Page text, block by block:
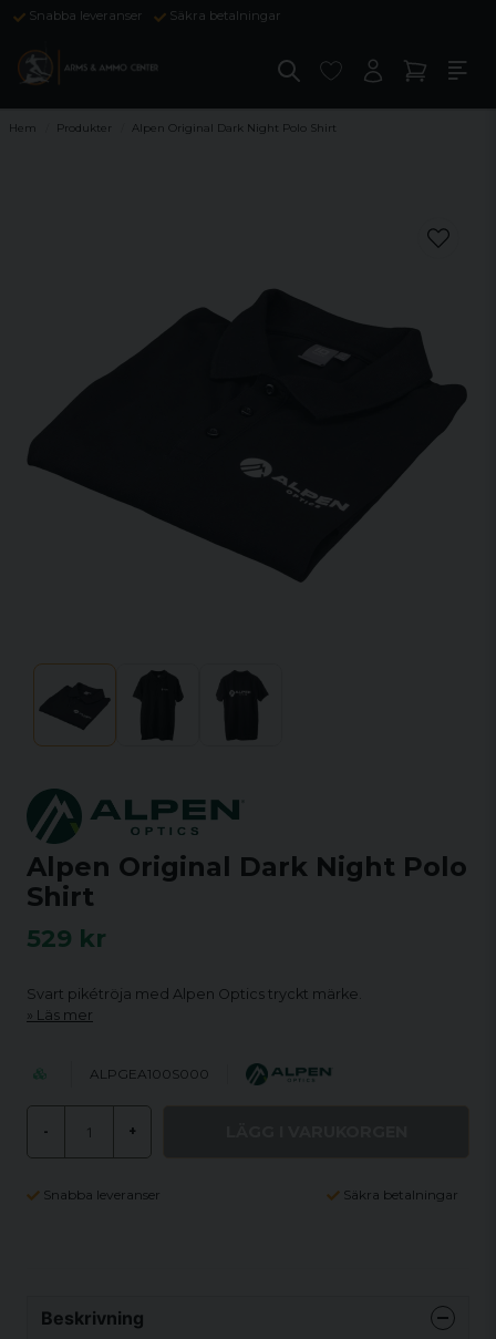
Snabba leveranser Säkra betalningar
Hem Produkter Alpen Original Dark Night Polo Shirt
Alpen Original Dark Night Polo
Shirt
529 kr
Svart pikétröja med Alpen Optics tryckt märke.
Läs mer
ALPGEA100S000
- +
Snabba leveranser Säkra betalningar
Beskrivning